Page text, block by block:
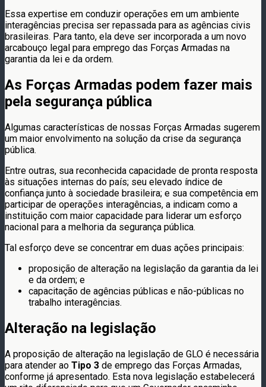
Essa expertise em conduzir operações em um ambiente
interagências precisa ser repassada para as agências civis
brasileiras. Para tanto, ela deve ser incorporada a um novo
arcabouço legal para emprego das Forças Armadas na
garantia da lei e da ordem.
As Forças Armadas podem fazer mais
pela segurança pública
Algumas características de nossas Forças Armadas sugerem
um maior envolvimento na solução da crise da segurança
pública.
Entre outras, sua reconhecida capacidade de pronta resposta
às situações internas do país; seu elevado índice de
confiança junto à sociedade brasileira; e sua competência em
participar de operações interagências, a indicam como a
instituição com maior capacidade para liderar um esforço
nacional para a melhoria da segurança pública.
Tal esforço deve se concentrar em duas ações principais:
proposição de alteração na legislação da garantia da lei
e da ordem; e
capacitação de agências públicas e não-públicas no
trabalho interagências.
Alteração na legislação
A proposição de alteração na legislação de GLO é necessária
para atender ao Tipo 3 de emprego das Forças Armadas,
conforme já apresentado. Esta nova legislação estabelecerá